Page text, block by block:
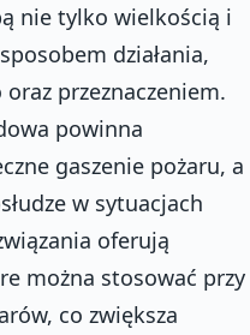
nie tylko wielkością i
działania,
przeznaczeniem.
powinna
gaszenie pożaru, a
w sytuacjach
oferują
można stosować przy
co zwiększa